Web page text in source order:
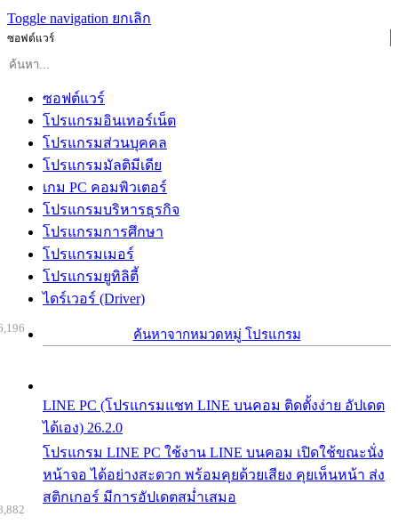
Toggle navigation ยกเลิก
ซอฟต์แวร์
ซอฟต์แวร์
โปรแกรมอินเทอร์เน็ต
โปรแกรมส่วนบุคคล
โปรแกรมมัลติมีเดีย
เกม PC คอมพิวเตอร์
โปรแกรมบริหารธุรกิจ
โปรแกรมการศึกษา
โปรแกรมเมอร์
โปรแกรมยูทิลิตี้
ไดร์เวอร์ (Driver)
ค้นหาจากหมวดหมู่ โปรแกรม
LINE PC (โปรแกรมแชท LINE บนคอม ติดตั้งง่าย อัปเดต
ได้เอง) 26.2.0
โปรแกรม LINE PC ใช้งาน LINE บนคอม เปิดใช้ขณะนั่ง
หน้าจอ ได้อย่างสะดวก พร้อมคุยด้วยเสียง คุยเห็นหน้า ส่ง
สติกเกอร์ มีการอัปเดตสม่ำเสมอ